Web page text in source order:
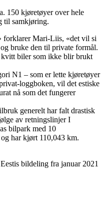
150 kjøretøyer over hele
til samkjøring.
forklarer Mari-Liis, «det vil si
bruke den til private formål.
kvitt biler som ikke blir brukt
N1 – som er lette kjøretøyer
loggboken, vil det estiske
nå som det fungerer
generelt har falt drastisk
av retningslinjer I
bilpark med 10
har kjørt 110,043 km.
bildeling fra januar 2021